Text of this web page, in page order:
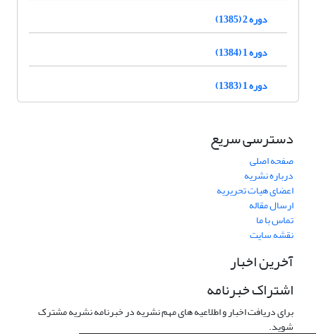
دوره 2 (1385)
دوره 1 (1384)
دوره 1 (1383)
دسترسی سریع
صفحه اصلی
درباره نشریه
اعضای هیات تحریریه
ارسال مقاله
تماس با ما
نقشه سایت
آخرین اخبار
اشتراک خبرنامه
برای دریافت اخبار و اطلاعیه های مهم نشریه در خبرنامه نشریه مشترک
شوید.